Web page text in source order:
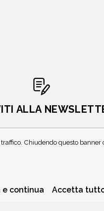
Chiudendo questo banner
continua Accetta
ALLA